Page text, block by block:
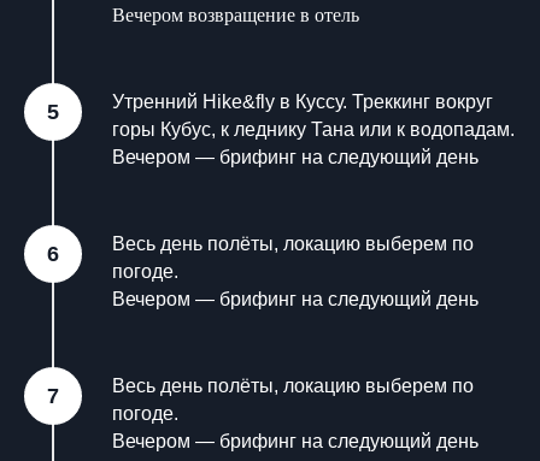
Вечером возвращение в отель
Утренний Hike&fly в Куссу. Треккинг вокруг
горы Кубус, к леднику Тана или к водопадам.
Вечером — брифинг на следующий день
Весь день полёты, локацию выберем по
погоде.
Вечером — брифинг на следующий день
Весь день полёты, локацию выберем по
погоде.
Вечером — брифинг на следующий день